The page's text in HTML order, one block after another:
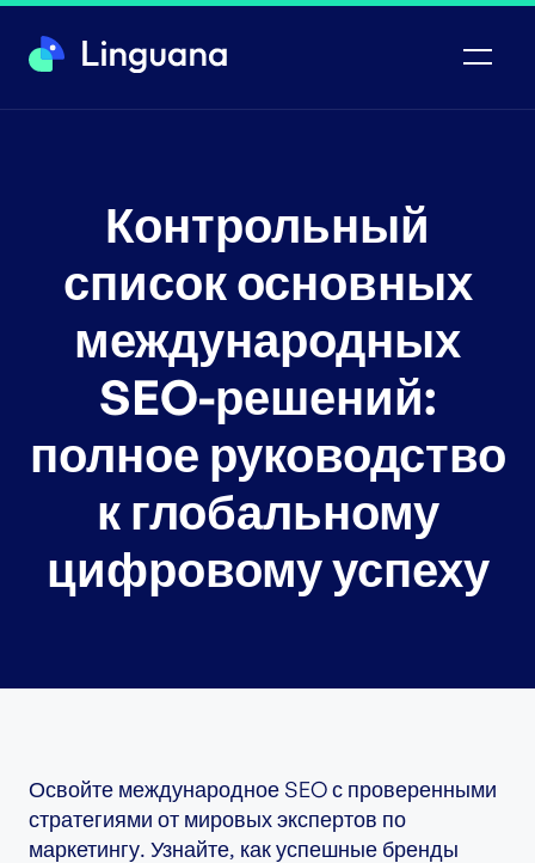
Контрольный
список основных
международных
SEO-решений:
полное руководство
к глобальному
цифровому успеху
Освойте международное SEO с проверенными
стратегиями от мировых экспертов по
маркетингу. Узнайте, как успешные бренды